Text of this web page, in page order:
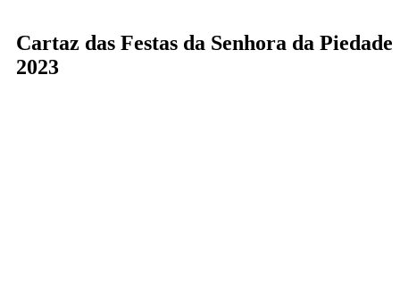
Cartaz das Festas da Senhora da Piedade
2023